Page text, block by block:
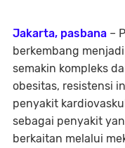
Jakarta, pasbana –
berkembang
semakin kompleks
obesitas, resistensi
penyakit
sebagai penyakit
berkaitan melalui